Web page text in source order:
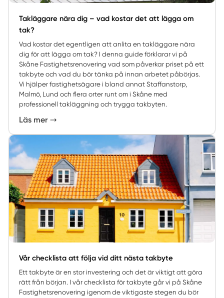
Takläggare nära dig – vad kostar det att lägga om
tak?
Vad kostar det egentligen att anlita en takläggare nära
dig för att lägga om tak? I denna guide förklarar vi på
Skåne Fastighetsrenovering vad som påverkar priset på ett
takbyte och vad du bör tänka på innan arbetet påbörjas.
Vi hjälper fastighetsägare i bland annat Staffanstorp,
Malmö, Lund och flera orter runt om i Skåne med
professionell takläggning och trygga takbyten.
Läs mer
Vår checklista att följa vid ditt nästa takbyte
Ett takbyte är en stor investering och det är viktigt att göra
rätt från början. I vår checklista för takbyte går vi på Skåne
Fastighetsrenovering igenom de viktigaste stegen du bör